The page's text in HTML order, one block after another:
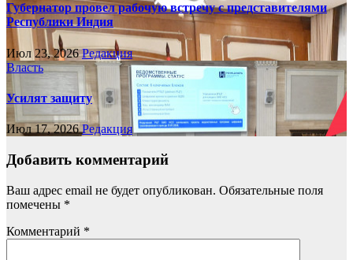
Губернатор провел рабочую встречу с представителями
Республики Индия
Июл 23, 2026Редакция
Власть
Усилят защиту
Июл 17, 2026Редакция
Добавить комментарий
Ваш адрес email не будет опубликован. Обязательные поля
помечены *
Комментарий *